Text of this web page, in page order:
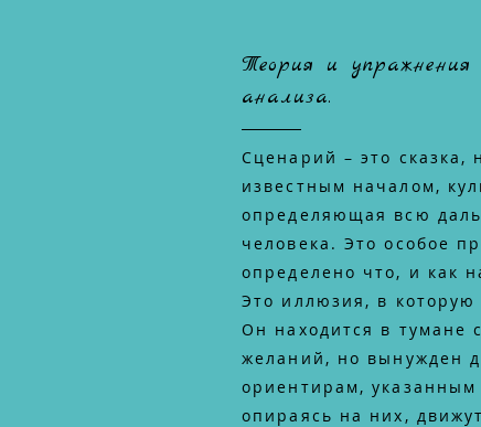
Теория и упражнения
анализа.
Сценарий – это сказка,
известным началом,
определяющая всю
человека. Это особое
определено что, и как
Это иллюзия, в которую
Он находится в тумане
желаний, но вынужден
ориентирам, указанным
опираясь на них,